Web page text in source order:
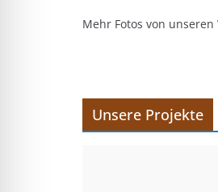
Mehr Fotos von
Unsere Projekte